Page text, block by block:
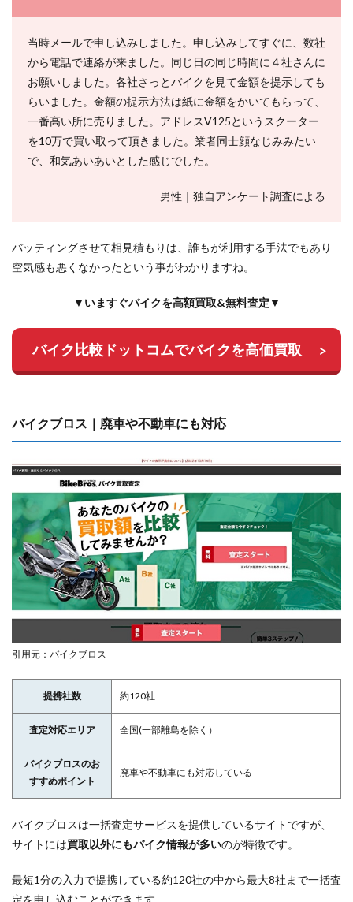
当時メールで申し込みしました。申し込みしてすぐに、数社
から電話で連絡が来ました。同じ日の同じ時間に４社さんに
お願いしました。各社さっとバイクを見て金額を提示しても
らいました。金額の提示方法は紙に金額をかいてもらって、
一番高い所に売りました。アドレスV125というスクーター
を10万で買い取って頂きました。業者同士顔なじみみたい
で、和気あいあいとした感じでした。
男性｜独自アンケート調査による
バッティングさせて相見積もりは、誰もが利用する手法でもあり
空気感も悪くなかったという事がわかりますね。
▼いますぐバイクを高額買取&無料査定▼
バイク比較ドットコムでバイクを高価買取
バイクブロス｜廃車や不動車にも対応
引用元：バイクブロス
提携社数 約120社
査定対応エリア 全国(一部離島を除く）
バイクブロスのお
すすめポイント
廃車や不動車にも対応している
バイクブロスは一括査定サービスを提供しているサイトですが、
サイトには買取以外にもバイク情報が多いのが特徴です。
最短1分の入力で提携している約120社の中から最大8社まで一括査